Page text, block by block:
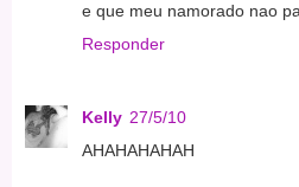
e que meu namorado nao
Responder
Kelly 27/5/10
AHAHAHAHAH